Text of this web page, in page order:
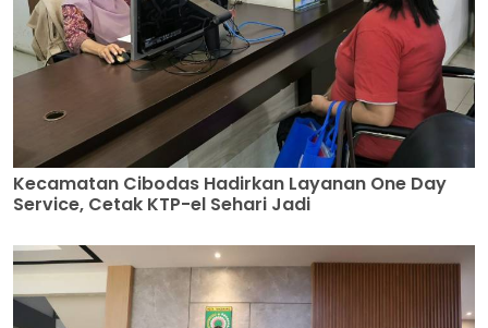
Kecamatan Cibodas Hadirkan Layanan One Day
Service, Cetak KTP-el Sehari Jadi